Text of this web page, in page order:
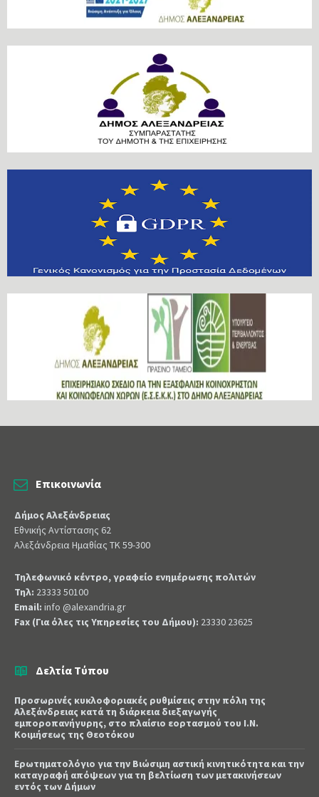
Επικοινωνία
Δήμος Αλεξάνδρειας
Εθνικής Αντίστασης 62
Αλεξάνδρεια Ημαθίας ΤΚ 59-300
Τηλεφωνικό κέντρο, γραφείο ενημέρωσης πολιτών
Τηλ: 23333 50100
Email: info @alexandria.gr
Fax (Για όλες τις Υπηρεσίες του Δήμου): 23330 23625
Δελτία Τύπου
Προσωρινές κυκλοφοριακές ρυθμίσεις στην πόλη της
Αλεξάνδρειας κατά τη διάρκεια διεξαγωγής
εμποροπανήγυρης, στο πλαίσιο εορτασμού του Ι.Ν.
Κοιμήσεως της Θεοτόκου
Ερωτηματολόγιο για την Βιώσιμη αστική κινητικότητα και την
καταγραφή απόψεων για τη βελτίωση των μετακινήσεων
εντός των Δήμων